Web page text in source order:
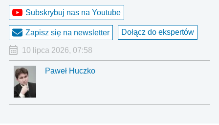
Subskrybuj nas na Youtube
Zapisz się na newsletter Dołącz do ekspertów
10 lipca 2026, 07:58
Paweł Huczko